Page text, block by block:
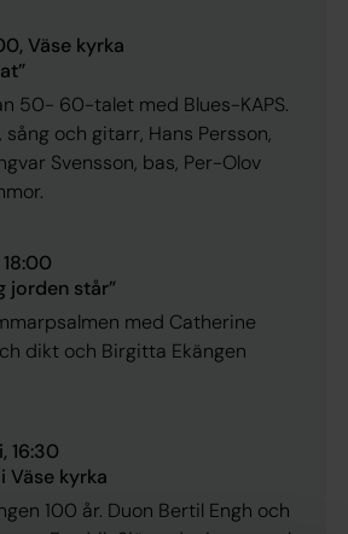
Väse kyrka
50- 60-talet med Blues-KAPS.
sång och gitarr, Hans Persson,
Svensson, bas, Per-Olov
jorden står”
med Catherine
dikt och Birgitta Ekängen
16:30
Väse kyrka
100 år. Duon Bertil Engh och